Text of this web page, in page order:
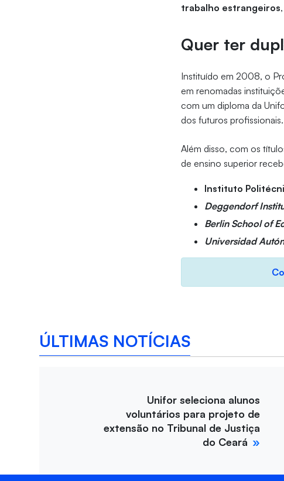
trabalho estrangeiros
Quer ter
Instituído em 2008, o
em renomadas
com um diploma da
dos futuros profissionais.
Além disso, com os
de ensino superior
Instituto
Deggendorf
Berlin School of
Universidad
ÚLTIMAS NOTÍCIAS
Unifor seleciona alunos
voluntários para projeto de
extensão no Tribunal de Justiça
do Ceará